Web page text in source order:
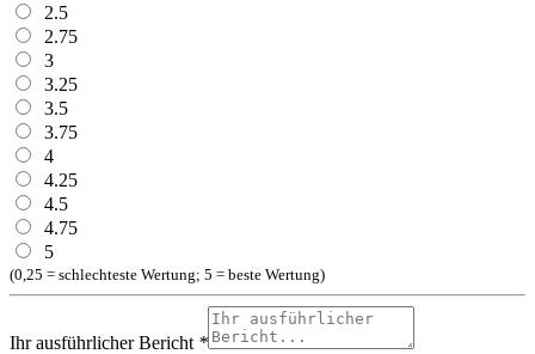
2.5
2.75
3
3.25
3.5
3.75
4
4.25
4.5
4.75
5
(0,25 = schlechteste Wertung; 5 = beste Wertung)
Ihr ausführlicher Bericht *